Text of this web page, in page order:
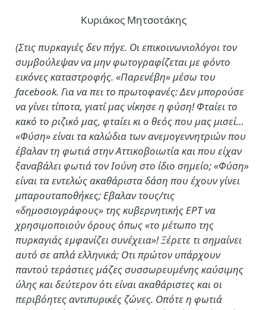
Κυριάκος Μητσοτάκης
(Στις πυρκαγιές δεν πήγε. Οι επικοινωνιολόγοι τον
συμβούλεψαν να μην φωτογραφίζεται με φόντο
εικόνες καταστροφής. «Παρενέβη» μέσω του
facebook. Για να πει το πρωτοφανές: Δεν μπορούσε
να γίνει τίποτα, γιατί μας νίκησε η φύση! Φταίει το
κακό το ριζικό μας, φταίει κι ο θεός που μας μισεί…
«Φύση» είναι τα καλώδια των ανεμογεννητριών που
έβαλαν τη φωτιά στην Αττικοβοιωτία και που είχαν
ξαναβάλει φωτιά τον Ιούνη στο ίδιο σημείο; «Φύση»
είναι τα εντελώς ακαθάριστα δάση που έχουν γίνει
μπαρουταποθήκες; Εβαλαν τους/τις
«δημοσιογράφους» της κυβερνητικής ΕΡΤ να
χρησιμοποιούν όρους όπως «το μέτωπο της
πυρκαγιάς εμφανίζει συνέχεια»! Ξέρετε τι σημαίνει
αυτό σε απλά ελληνικά; Οτι πρώτον υπάρχουν
παντού τεράστιες μάζες συσσωρευμένης καύσιμης
ύλης και δεύτερον ότι είναι ακαθάριστες και οι
περιβόητες αντιπυρικές ζώνες. Οπότε η φωτιά